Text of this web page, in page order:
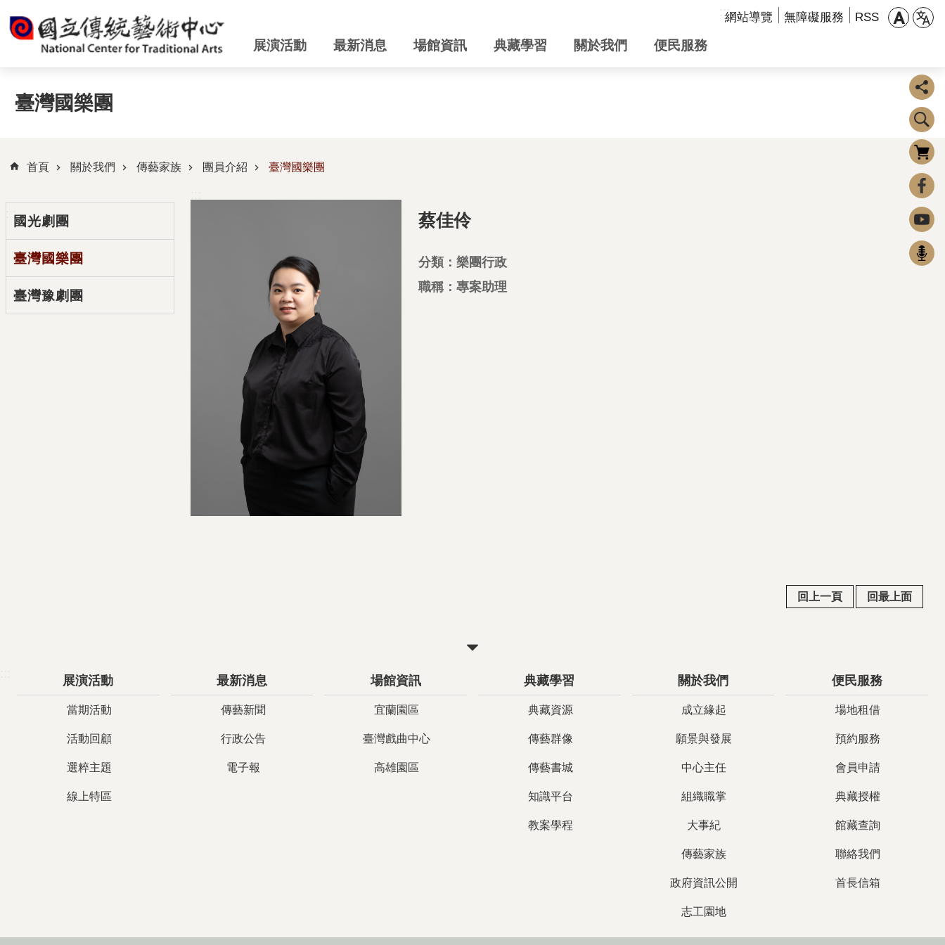
跳到主要內容區塊 :::網站導覽 無障礙服務 RSS
展演活動 最新消息 場館資訊 典藏學習 關於我們 便民服務
臺灣國樂團
首頁 關於我們 傳藝家族 團員介紹 臺灣國樂團
:::國光劇團
臺灣國樂團
臺灣豫劇團
蔡佳伶
分類：樂團行政
職稱：專案助理
回上一頁 回最上面
展演活動
當期活動
活動回顧
選粹主題
線上特區
最新消息
傳藝新聞
行政公告
電子報
場館資訊
宜蘭園區
臺灣戲曲中心
高雄園區
典藏學習
典藏資源
傳藝群像
傳藝書城
知識平台
教案學程
關於我們
成立緣起
願景與發展
中心主任
組織職掌
大事紀
傳藝家族
政府資訊公開
志工園地
便民服務
場地租借
預約服務
會員申請
典藏授權
館藏查詢
聯絡我們
首長信箱